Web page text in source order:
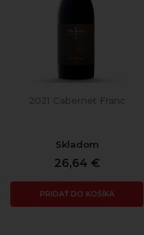
2021 Cabernet Franc
Skladom
26,64 €
PRIDAŤ DO KOŠÍKA